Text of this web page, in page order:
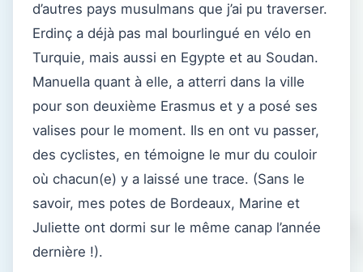
d’autres pays musulmans que j’ai pu traverser.
Erdinç a déjà pas mal bourlingué en vélo en
Turquie, mais aussi en Egypte et au Soudan.
Manuella quant à elle, a atterri dans la ville
pour son deuxième Erasmus et y a posé ses
valises pour le moment. Ils en ont vu passer,
des cyclistes, en témoigne le mur du couloir
où chacun(e) y a laissé une trace. (Sans le
savoir, mes potes de Bordeaux, Marine et
Juliette ont dormi sur le même canap l’année
dernière !).